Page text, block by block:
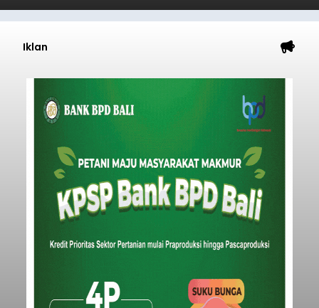
Iklan